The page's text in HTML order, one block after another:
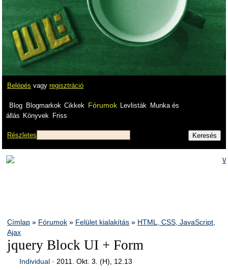
Belépés vagy regisztráció
Blog Blogmarkok Cikkek Fórumok Levlisták
Munka és
állás Könyvek Friss
Részletes
Címlap » Fórumok » Felület kialakítás » HTML, CSS, JavaScript,
Ajax
jquery Block UI + Form
Individual· 2011. Okt. 3. (H), 12.13